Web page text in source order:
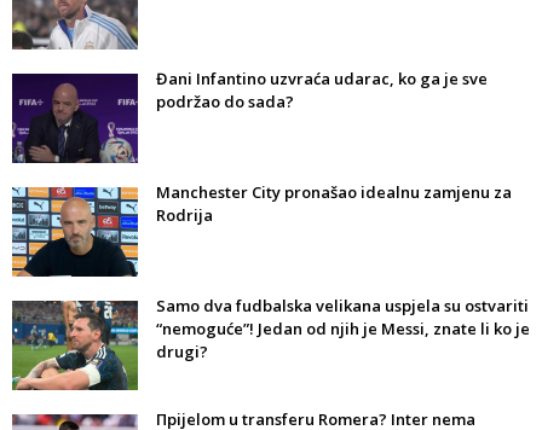
Đani Infantino uzvraća udarac, ko ga je sve
podržao do sada?
Manchester City pronašao idealnu zamjenu za
Rodrija
Samo dva fudbalska velikana uspjela su ostvariti
“nemoguće”! Jedan od njih je Messi, znate li ko je
drugi?
Прijelom u transferu Romera? Inter nema